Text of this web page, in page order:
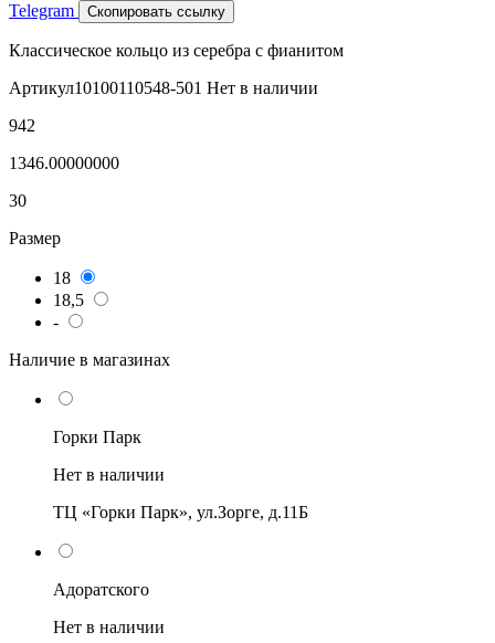
Telegram
Скопировать ссылку
Классическое кольцо из серебра с фианитом
Артикул10100110548-501 Нет в наличии
942
1346.00000000
30
Размер
18
18,5
-
Наличие в магазинах
Горки Парк
Нет в наличии
ТЦ «Горки Парк», ул.Зорге, д.11Б
Адоратского
Нет в наличии